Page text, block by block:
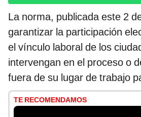
La norma, publicada este 2
garantizar la participación
el vínculo laboral de los
intervengan en el proceso o
fuera de su lugar de trabajo
TE RECOMENDAMOS